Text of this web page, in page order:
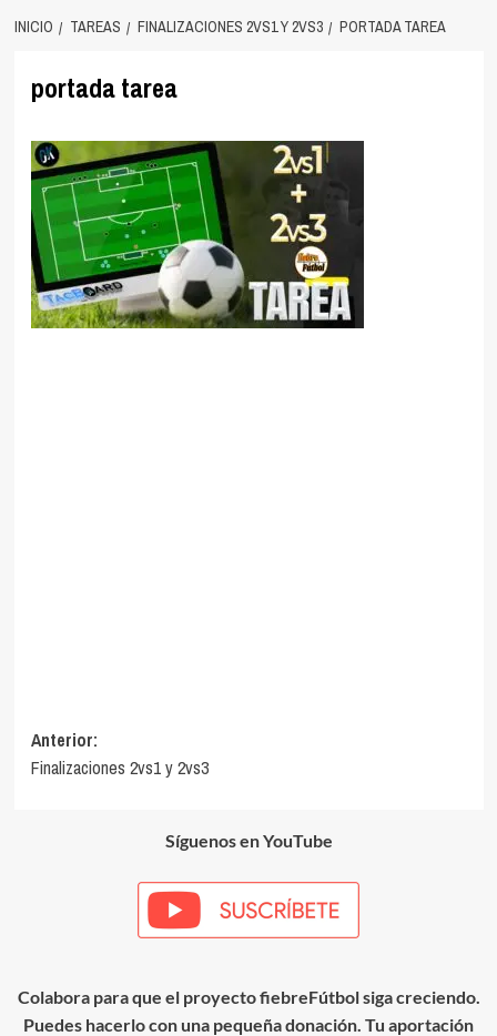
INICIO TAREAS FINALIZACIONES 2VS1 Y 2VS3 PORTADA TAREA
portada tarea
Navegación
de
Anterior:
Finalizaciones 2vs1 y 2vs3
Síguenos en YouTube
Colabora para que el proyecto fiebreFútbol siga creciendo.
Puedes hacerlo con una pequeña donación. Tu aportación